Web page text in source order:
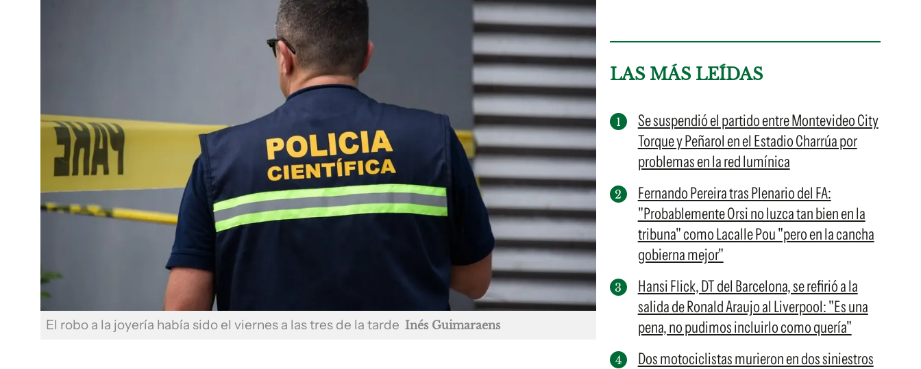
El robo a la joyería había sido el viernes a las tres de la tarde Inés Guimaraens
LAS MÁS LEÍDAS
Se suspendió el partido entre Montevideo City
Torque y Peñarol en el Estadio Charrúa por
problemas en la red lumínica
Fernando Pereira tras Plenario del FA:
"Probablemente Orsi no luzca tan bien en la
tribuna" como Lacalle Pou "pero en la cancha
gobierna mejor"
Hansi Flick, DT del Barcelona, se refirió a la
salida de Ronald Araujo al Liverpool: "Es una
pena, no pudimos incluirlo como quería"
Dos motociclistas murieron en dos siniestros